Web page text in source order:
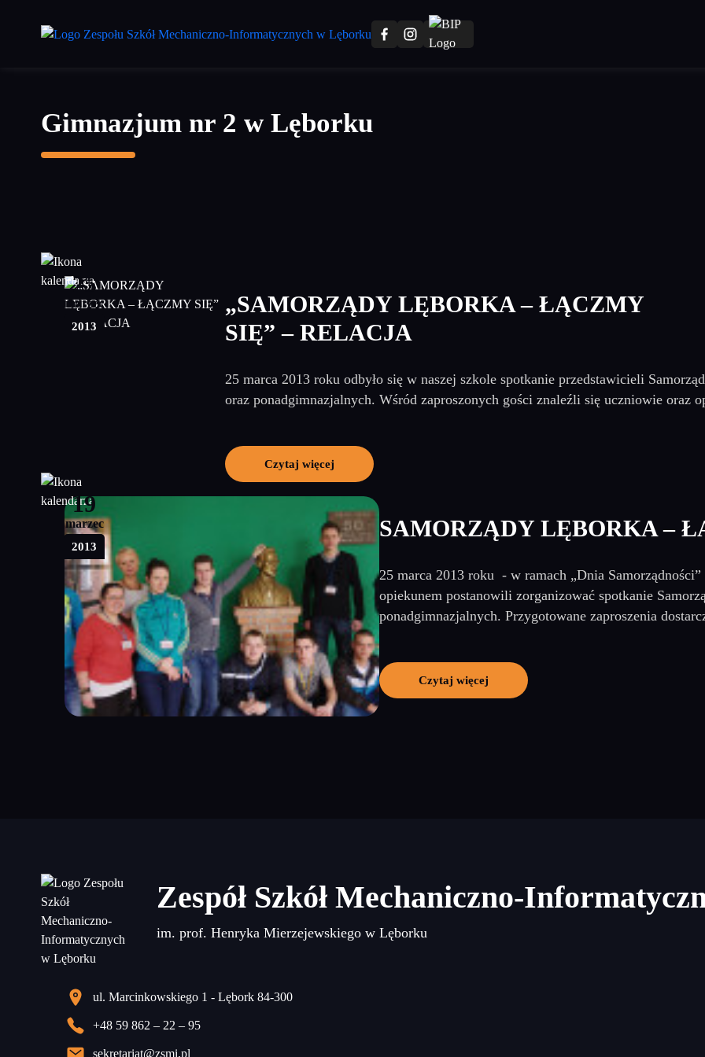
Gimnazjum nr 2 w Lęborku
25
marzec
2013
„SAMORZĄDY LĘBORKA – ŁĄCZMY
SIĘ” – RELACJA
25 marca 2013 roku odbyło się w naszej szkole spotkanie przedstawicieli
oraz ponadgimnazjalnych. Wśród zaproszonych gości znaleźli się uczniowie oraz
Czytaj więcej
19
marzec
2013
SAMORZĄDY LĘBORKA –
25 marca 2013 roku - w ramach „Dnia
opiekunem postanowili zorganizować spotkanie
ponadgimnazjalnych. Przygotowane zaproszenia
Czytaj więcej
Zespół Szkół Mechaniczno-
im. prof. Henryka Mierzejewskiego w Lęborku
ul. Marcinkowskiego 1 - Lębork 84-300
+48 59 862 – 22 – 95
sekretariat@zsmi.pl